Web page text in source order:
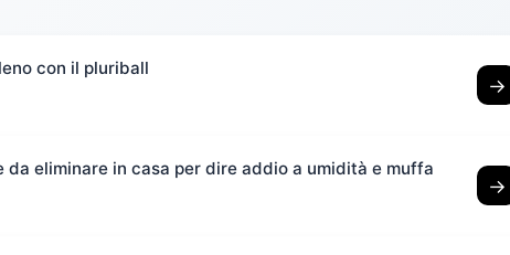
con il pluriball
→
eliminare in casa per dire addio a umidità e muffa
→